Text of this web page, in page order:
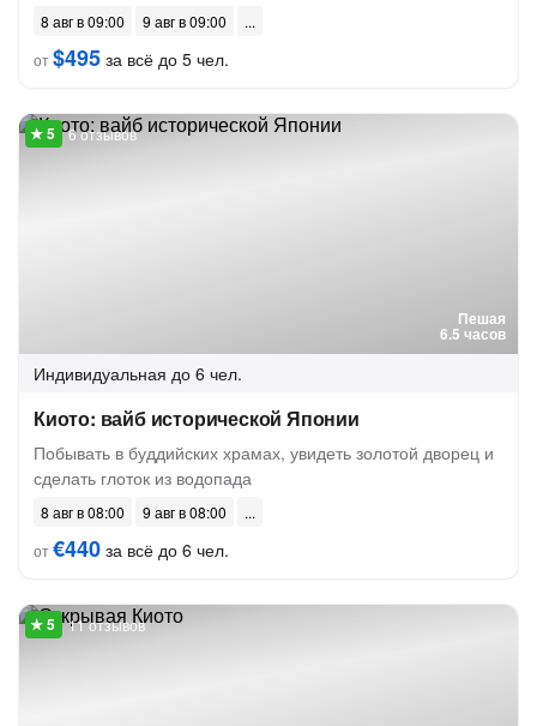
8 авг в 09:00
9 авг в 09:00
от$495 за всё до 5 чел.
Пешая
6.5 часов
6 отзывов
Индивидуальная до 6 чел.
Киото: вайб исторической Японии
Побывать в буддийских храмах, увидеть золотой дворец и
сделать глоток из водопада
8 авг в 08:00
9 авг в 08:00
от€440 за всё до 6 чел.
11 отзывов